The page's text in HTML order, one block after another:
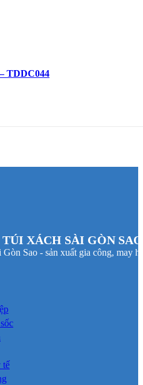
TDDC044
XÁCH SÀI GÒN
Sao - sản xuất gia công, may
tế